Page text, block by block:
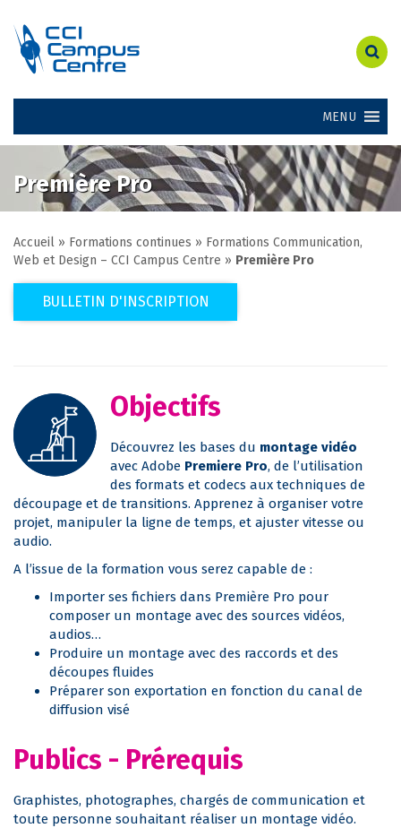
MENU
Première Pro
Accueil » Formations continues » Formations Communication,
Web et Design – CCI Campus Centre » Première Pro
BULLETIN D'INSCRIPTION
Objectifs
Découvrez les bases du montage vidéo
avec Adobe Premiere Pro, de l’utilisation
des formats et codecs aux techniques de
découpage et de transitions. Apprenez à organiser votre
projet, manipuler la ligne de temps, et ajuster vitesse ou
audio.
A l’issue de la formation vous serez capable de :
Importer ses fichiers dans Première Pro pour
composer un montage avec des sources vidéos,
audios…
Produire un montage avec des raccords et des
découpes fluides
Préparer son exportation en fonction du canal de
diffusion visé
Publics - Prérequis
Graphistes, photographes, chargés de communication et
toute personne souhaitant réaliser un montage vidéo.